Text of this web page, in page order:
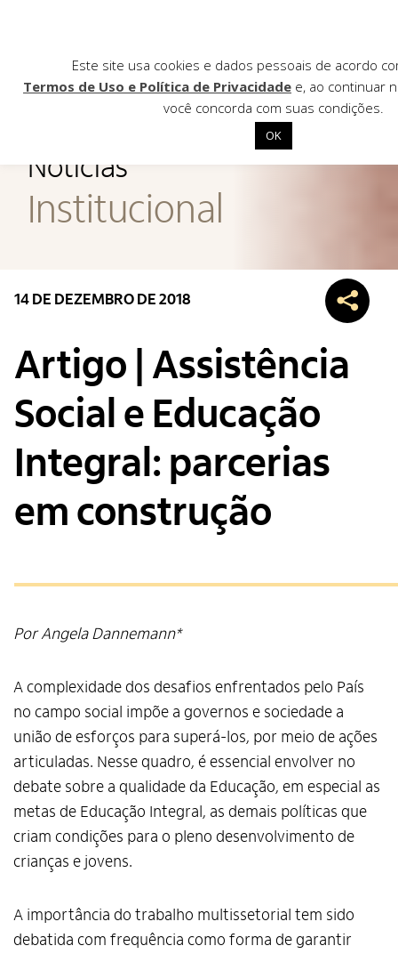
Início
Institucional
Editais
Contato
Notícias
Institucional
14 DE DEZEMBRO DE 2018
Artigo | Assistência
Social e Educação
Integral: parcerias
em construção
Por Angela Dannemann*
A complexidade dos desafios enfrentados pelo País
no campo social impõe a governos e sociedade a
união de esforços para superá-los, por meio de ações
articuladas. Nesse quadro, é essencial envolver no
debate sobre a qualidade da Educação, em especial as
metas de Educação Integral, as demais políticas que
criam condições para o pleno desenvolvimento de
crianças e jovens.
A importância do trabalho multissetorial tem sido
debatida com frequência como forma de garantir
Este site usa cookies e dados pessoais de acordo
Termos de Uso e Política de Privacidade e, ao continuar
você concorda com suas condições.
OK